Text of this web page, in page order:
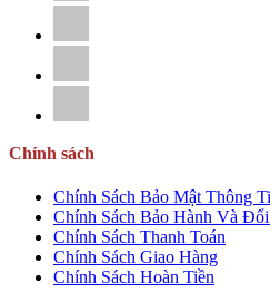
Chính sách
Chính Sách Bảo Mật Thông
Chính Sách Bảo Hành Và
Chính Sách Thanh Toán
Chính Sách Giao Hàng
Chính Sách Hoàn Tiền